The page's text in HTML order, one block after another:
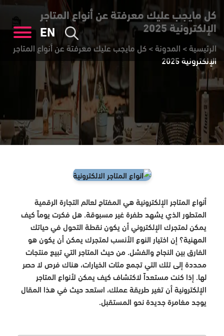
EN
كل مايجب عليك معرفتة عن أنواع المتاجر
الإلكترونية 2025
الرئيسية> المدونة> كل مايجب عليك معرفتة عن أنواع المتاجر
الإلكترونية 2025
أنواع المتاجر الإلكترونية هي المفتاح لعالم التجارة الرقمية
المتطور الذي يشهد طفرة غير مسبوقة. هل فكرت يوماً كيف
يمكن لمتجرك الإلكتروني أن يكون نقطة التحول في حياتك
المهنية؟ إن اختيار النوع الأنسب لمتجرك يمكن أن يكون هو
الفارق بين النجاح والفشل. من حيث المتاجر التي تبيع منتجات
محددة إلى تلك التي تجمع مئات الخيارات، هناك فرص لا حصر
لها. إذا كنت مستعداً لاكتشاف كيف يمكن لأنواع المتاجر
الإلكترونية أن تغير طريقة عملك، استعد حيث في هذا المقال
يوجد مغامرة جديدة نحو المستقبل.